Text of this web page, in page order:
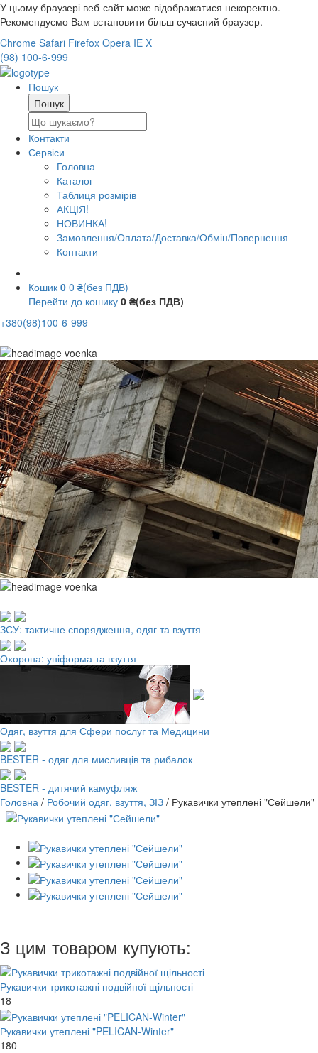
У цьому браузері веб-сайт може відображатися некоректно.
Рекомендуємо Вам встановити більш сучасний браузер.
Chrome Safari Firefox Opera IE X
(98) 100-6-999
Пошук
Контакти
Сервіси
Головна
Каталог
Таблиця розмірів
АКЦІЯ!
НОВИНКА!
Замовлення/Оплата/Доставка/Обмін/Повернення
Контакти
Кошик 0 0 ₴(без ПДВ)
Перейти до кошику 0 ₴(без ПДВ)
+380(98)100-6-999
ЗСУ: тактичне спорядження, одяг та взуття
Охорона: уніформа та взуття
Одяг, взуття для Сфери послуг та Медицини
BESTER - одяг для мисливців та рибалок
BESTER - дитячий камуфляж
Головна / Робочий одяг, взуття, ЗІЗ / Рукавички утеплені "Сейшели"
З цим товаром купують:
Рукавички трикотажні подвійної щільності
18
Рукавички утеплені "PELICAN-Winter"
180